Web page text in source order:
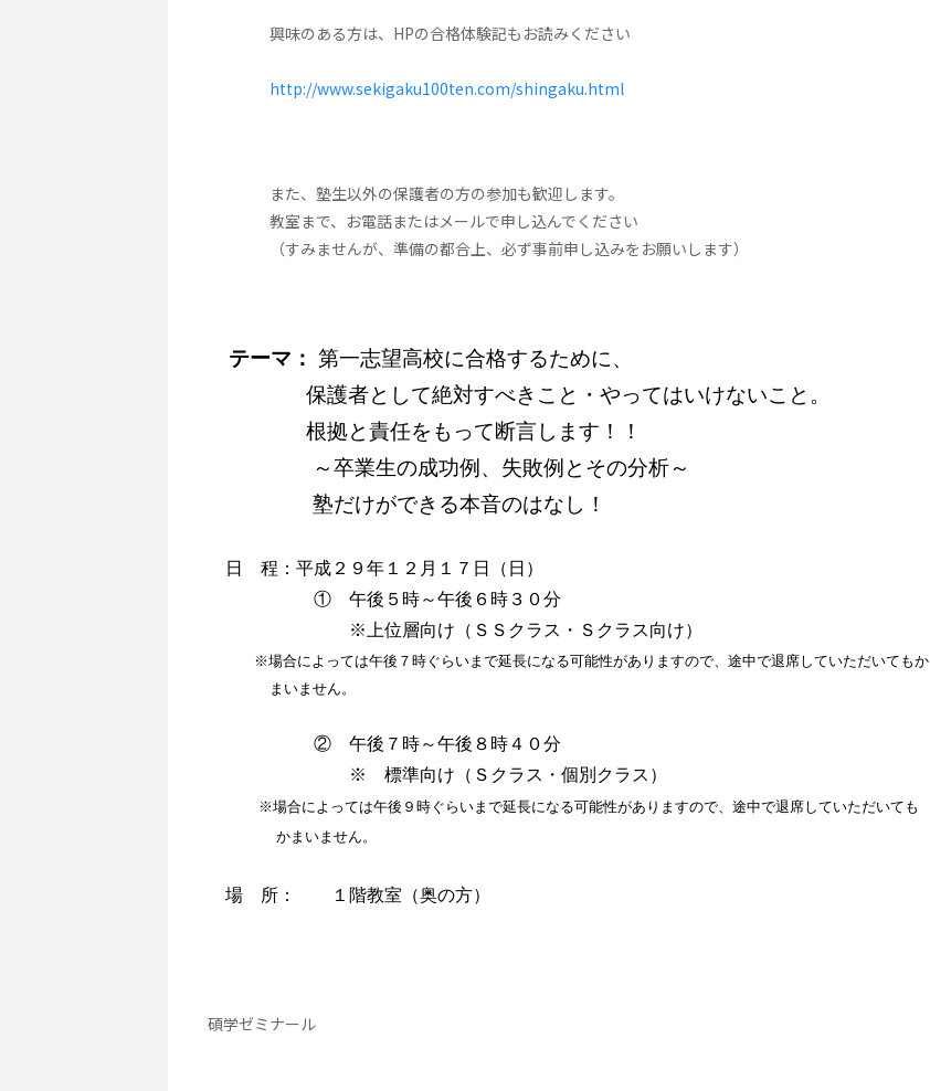
興味のある方は、HPの合格体験記もお読みください
http://www.sekigaku100ten.com/shingaku.html
また、塾生以外の保護者の方の参加も歓迎します。
教室まで、お電話またはメールで申し込んでください
（すみませんが、準備の都合上、必ず事前申し込みをお願いします）
テーマ： 第一志望高校に合格するために、
保護者として絶対すべきこと・やってはいけないこと。
根拠と責任をもって断言します！！
～卒業生の成功例、失敗例とその分析～
塾だけができる本音のはなし！
日 程：平成２９年１２月１７日（日）
① 午後５時～午後６時３０分
※上位層向け（ＳＳクラス・Ｓクラス向け）
※場合によっては午後７時ぐらいまで延長になる可能性がありますので、途中で退席していただいてもか
まいません。
② 午後７時～午後８時４０分
※ 標準向け（Ｓクラス・個別クラス）
※場合によっては午後９時ぐらいまで延長になる可能性がありますので、途中で退席していただいても
かまいません。
場 所： １階教室（奥の方）
碩学ゼミナール